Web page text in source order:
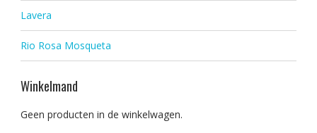
Lavera
Rio Rosa Mosqueta
Winkelmand
Geen producten in de winkelwagen.